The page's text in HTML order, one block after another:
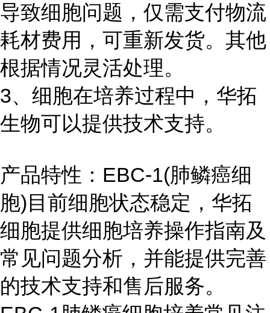
导致细胞问题，仅需支付物流
耗材费用，可重新发货。其他
根据情况灵活处理。
3、细胞在培养过程中，华拓
生物可以提供技术支持。
产品特性：EBC-1(肺鳞癌细
胞)目前细胞状态稳定，华拓
细胞提供细胞培养操作指南及
常见问题分析，并能提供完善
的技术支持和售后服务。